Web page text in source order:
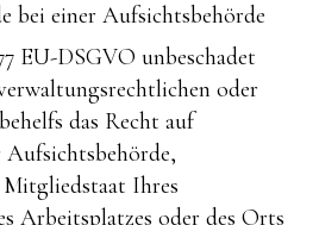
bei einer Aufsichtsbehörde
EU-DSGVO unbeschadet
oder
das Recht auf
Aufsichtsbehörde,
Ihres
Arbeitsplatzes oder des Orts